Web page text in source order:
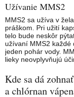
Užívanie MMS2
MMS2 sa užíva v
práškom. Pri užití
telo bude neskôr
užívaní MMS2 každé
jeden pohár vody.
lieky neovplyvňujú
Kde sa dá
a chlórnan